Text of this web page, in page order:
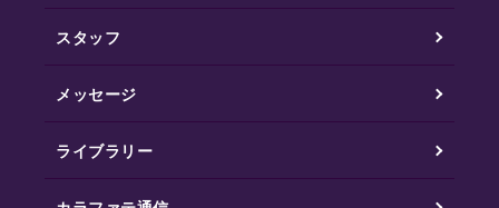
スタッフ
メッセージ
ライブラリー